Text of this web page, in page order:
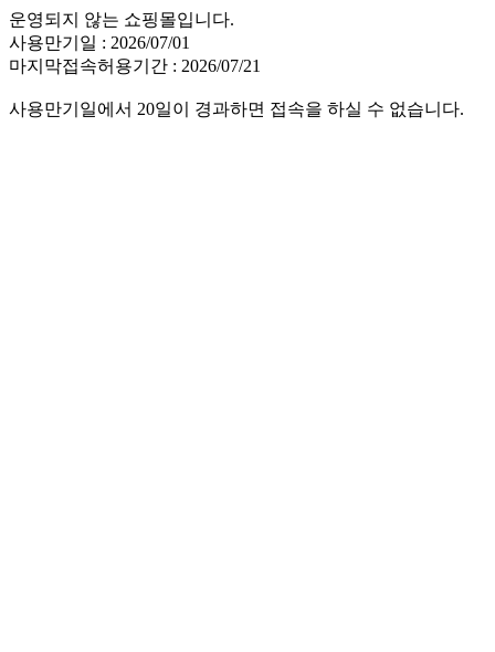
운영되지 않는 쇼핑몰입니다.
사용만기일 : 2026/07/01
마지막접속허용기간 : 2026/07/21
사용만기일에서 20일이 경과하면 접속을 하실 수 없습니다.